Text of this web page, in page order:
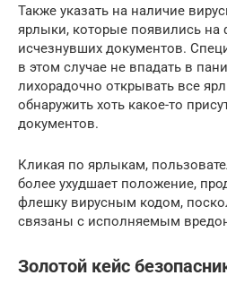
Также указать на наличие
ярлыки, которые появились на
исчезнувших документов.
в этом случае не впадать в
лихорадочно открывать все
обнаружить хоть какое-то
документов.
Кликая по ярлыкам,
более ухудшает положение,
флешку вирусным кодом,
связаны с исполняемым
Золотой кейс